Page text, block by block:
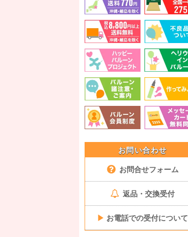
お問い合わせ
お問合せフォーム
返品・交換受付
▶ お電話での受付について